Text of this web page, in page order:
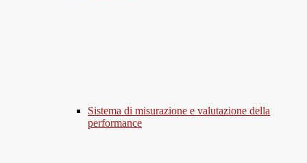
Sistema di misurazione e valutazione della
performance